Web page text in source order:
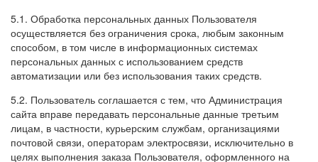
5.1. Обработка персональных данных Пользователя
осуществляется без ограничения срока, любым законным
способом, в том числе в информационных системах
персональных данных с использованием средств
автоматизации или без использования таких средств.
5.2. Пользователь соглашается с тем, что Администрация
сайта вправе передавать персональные данные третьим
лицам, в частности, курьерским службам, организациями
почтовой связи, операторам электросвязи, исключительно в
целях выполнения заказа Пользователя, оформленного на